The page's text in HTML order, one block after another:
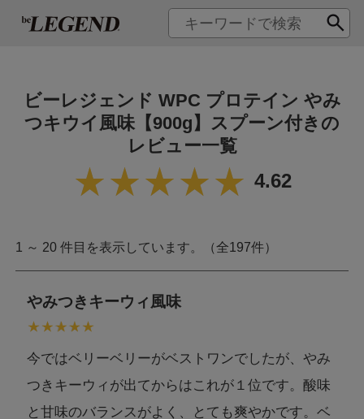
ビーレジェンド WPC プロテイン やみ
つキウイ風味【900g】スプーン付きの
レビュー一覧
4.62
1 ～ 20 件目を表示しています。（全197件）
やみつきキーウィ風味
今ではベリーベリーがベストワンでしたが、やみ
つきキーウィが出てからはこれが１位です。酸味
と甘味のバランスがよく、とても爽やかです。ベ